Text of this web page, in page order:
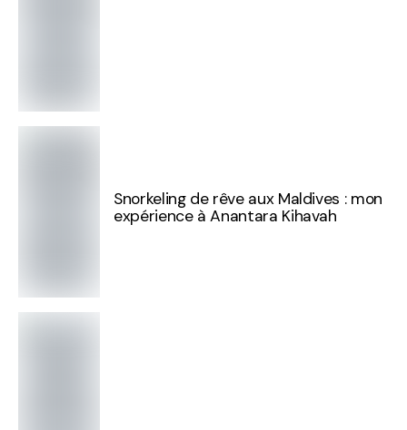
Snorkeling de rêve aux Maldives : mon
expérience à Anantara Kihavah